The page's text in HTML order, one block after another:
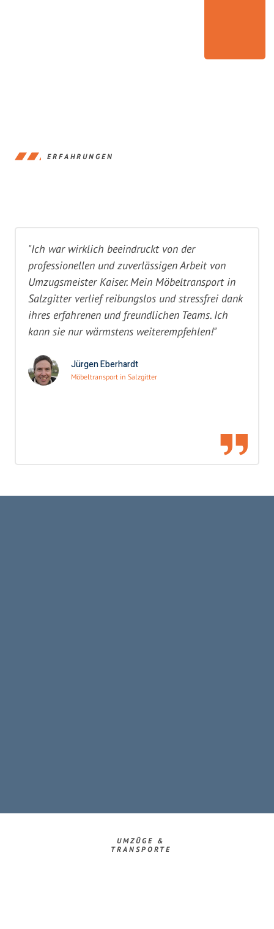
ERFAHRUNGEN
"Ich war wirklich beeindruckt von der
professionellen und zuverlässigen Arbeit von
Umzugsmeister Kaiser. Mein Möbeltransport in
Salzgitter verlief reibungslos und stressfrei dank
ihres erfahrenen und freundlichen Teams. Ich
kann sie nur wärmstens weiterempfehlen!"
Jürgen Eberhardt
Möbeltransport in Salzgitter
UMZÜGE &
TRANSPORTE